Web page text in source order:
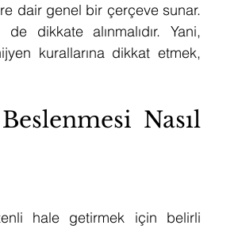
dair genel bir çerçeve sunar.
dikkate alınmalıdır. Yani,
kurallarına dikkat etmek,
Nasıl
hale getirmek için belirli